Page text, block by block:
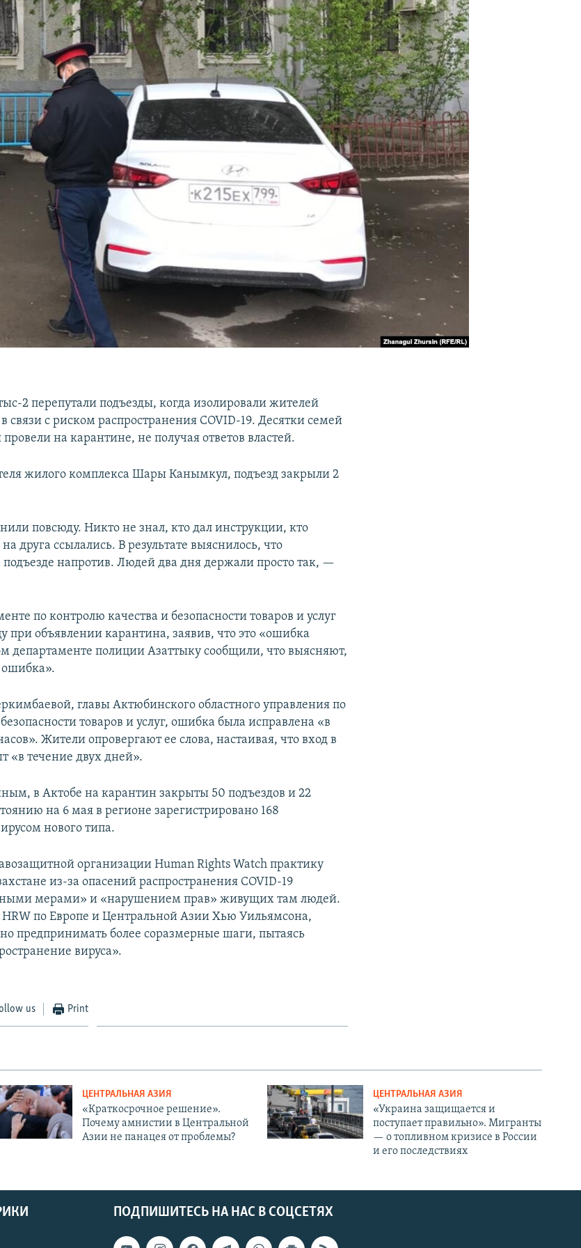
2 перепутали подъезды, когда изолировали жителей
связи с риском распространения COVID-19. Десятки семей
на карантине, не получая ответов властей.
жилого комплекса Шары Канымкул, подъезд закрыли 2
повсюду. Никто не знал, кто дал инструкции, кто
друга ссылались. В результате выяснилось, что
напротив. Людей два дня держали просто так, —
по контролю качества и безопасности товаров и услуг
при объявлении карантина, заявив, что это «ошибка
департаменте полиции Азаттыку сообщили, что выясняют,
главы Актюбинского областного управления по
товаров и услуг, ошибка была исправлена «в
Жители опровергают ее слова, настаивая, что вход в
«в течение двух дней».
в Актобе на карантин закрыты 50 подъездов и 22
на 6 мая в регионе зарегистрировано 168
нового типа.
организации Human Rights Watch практику
из-за опасений распространения ​COVID-19
мерами» и «нарушением прав» живущих там людей.
HRW по Европе и Центральной Азии Хью Уильямсона,
предпринимать более соразмерные шаги, пытаясь
вируса».
us Print
ЦЕНТРАЛЬНАЯ АЗИЯ
«Краткосрочное решение».
Почему амнистии в Центральной
Азии не панацея от проблемы?
ЦЕНТРАЛЬНАЯ АЗИЯ
«Украина защищается и
поступает правильно». Мигранты
— о топливном кризисе в России
и его последствиях
ПОДПИШИТЕСЬ НА НАС В СОЦСЕТЯХ